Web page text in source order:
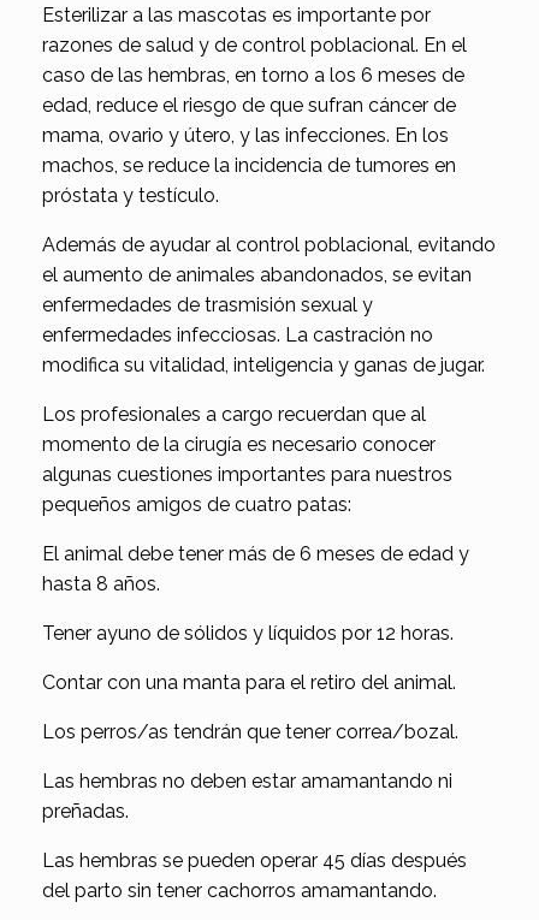
Esterilizar a las mascotas es importante por
razones de salud y de control poblacional. En el
caso de las hembras, en torno a los 6 meses de
edad, reduce el riesgo de que sufran cáncer de
mama, ovario y útero, y las infecciones. En los
machos, se reduce la incidencia de tumores en
próstata y testículo.
Además de ayudar al control poblacional, evitando
el aumento de animales abandonados, se evitan
enfermedades de trasmisión sexual y
enfermedades infecciosas. La castración no
modifica su vitalidad, inteligencia y ganas de jugar.
Los profesionales a cargo recuerdan que al
momento de la cirugía es necesario conocer
algunas cuestiones importantes para nuestros
pequeños amigos de cuatro patas:
El animal debe tener más de 6 meses de edad y
hasta 8 años.
Tener ayuno de sólidos y líquidos por 12 horas.
Contar con una manta para el retiro del animal.
Los perros/as tendrán que tener correa/bozal.
Las hembras no deben estar amamantando ni
preñadas.
Las hembras se pueden operar 45 días después
del parto sin tener cachorros amamantando.